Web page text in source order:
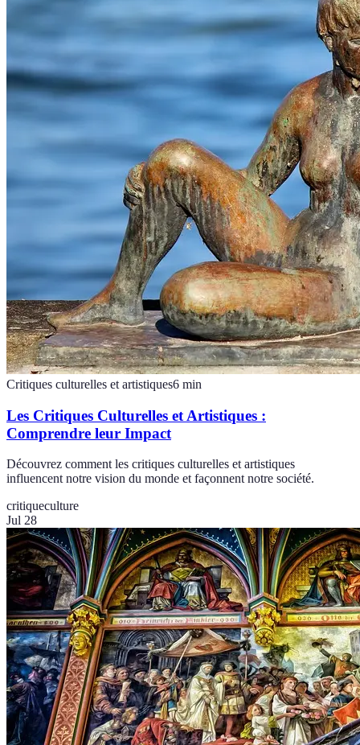
Critiques culturelles et artistiques6 min
Les Critiques Culturelles et Artistiques :
Comprendre leur Impact
Découvrez comment les critiques culturelles et artistiques
influencent notre vision du monde et façonnent notre société.
critiqueculture
Jul 28